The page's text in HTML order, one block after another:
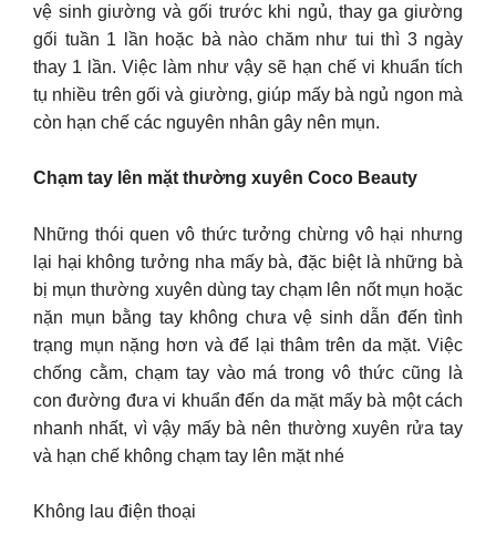
vệ sinh giường và gối trước khi ngủ, thay ga giường
gối tuần 1 lần hoặc bà nào chăm như tui thì 3 ngày
thay 1 lần. Việc làm như vậy sẽ hạn chế vi khuẩn tích
tụ nhiều trên gối và giường, giúp mấy bà ngủ ngon mà
còn hạn chế các nguyên nhân gây nên mụn.
Chạm tay lên mặt thường xuyên Coco Beauty
Những thói quen vô thức tưởng chừng vô hại nhưng
lại hại không tưởng nha mấy bà, đặc biệt là những bà
bị mụn thường xuyên dùng tay chạm lên nốt mụn hoặc
nặn mụn bằng tay không chưa vệ sinh dẫn đến tình
trạng mụn nặng hơn và để lại thâm trên da mặt. Việc
chống cằm, chạm tay vào má trong vô thức cũng là
con đường đưa vi khuẩn đến da mặt mấy bà một cách
nhanh nhất, vì vậy mấy bà nên thường xuyên rửa tay
và hạn chế không chạm tay lên mặt nhé
Không lau điện thoại